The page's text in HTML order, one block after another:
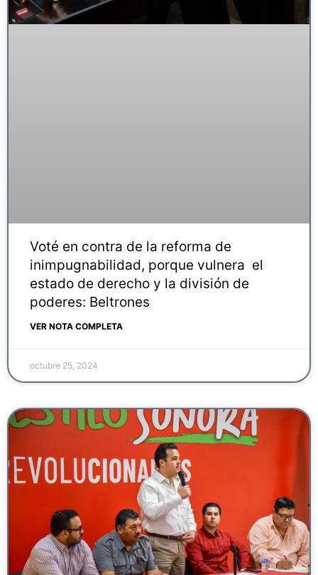
Voté en contra de la reforma de
inimpugnabilidad, porque vulnera el
estado de derecho y la división de
poderes: Beltrones
VER NOTA COMPLETA
octubre 25, 2024